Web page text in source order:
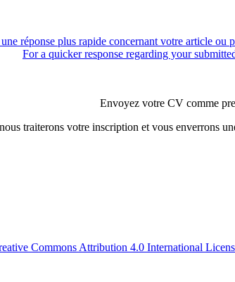
réponse plus rapide concernant votre article ou
For a quicker response regarding your
Envoyez votre CV comme
traiterons votre inscription et vous enverrons
Commons Attribution 4.0 International